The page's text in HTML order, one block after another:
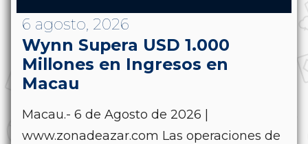
6 agosto, 2026
Wynn Supera USD 1.000
Millones en Ingresos en
Macau
Macau.- 6 de Agosto de 2026 |
www.zonadeazar.com Las operaciones de